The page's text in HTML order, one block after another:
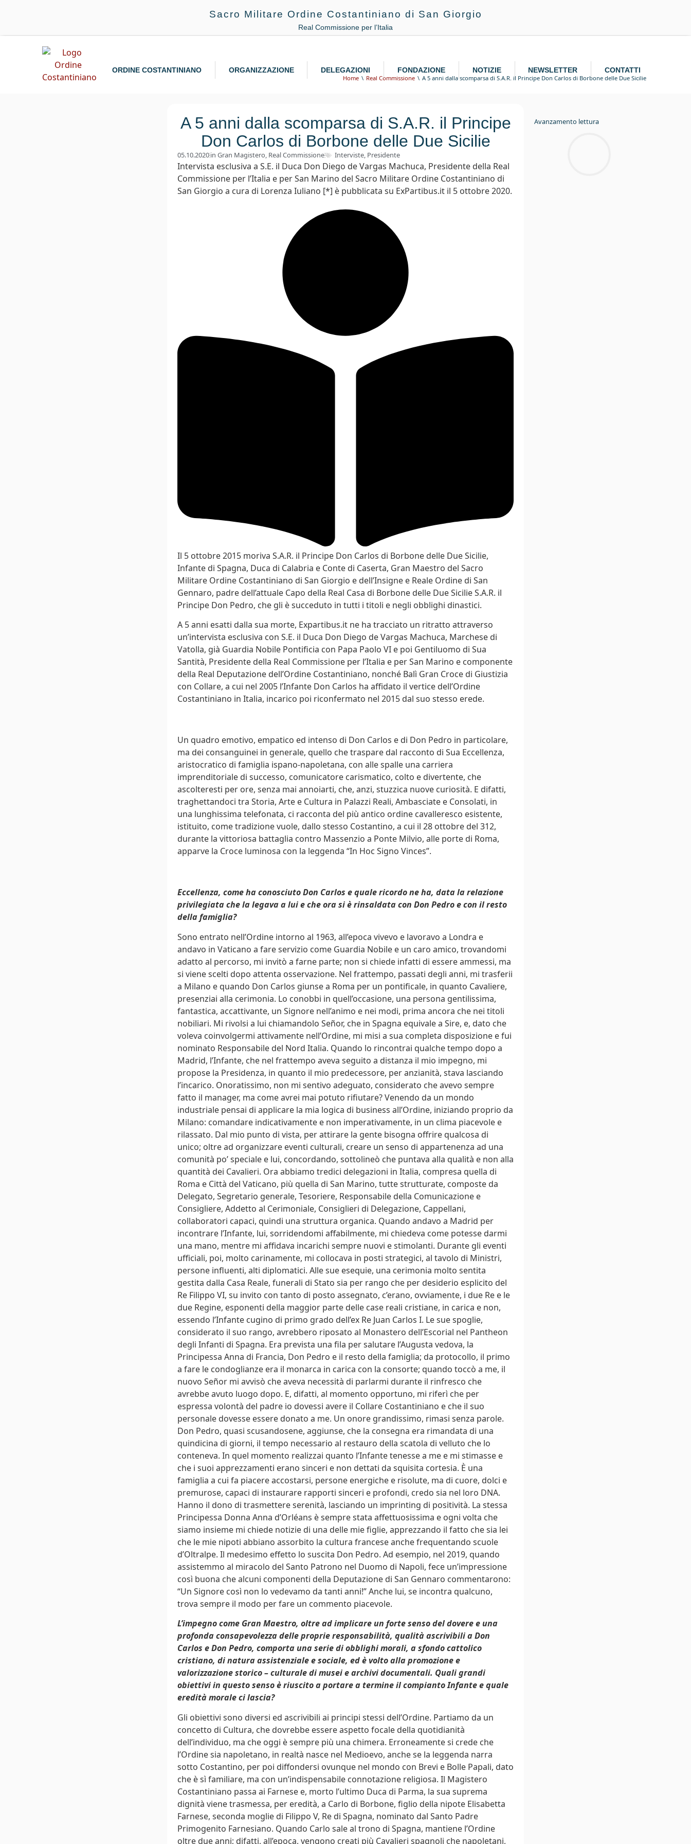
Sacro Militare Ordine Costantiniano di San Giorgio
Real Commissione per l’Italia
ORDINE COSTANTINIANO ORGANIZZAZIONE DELEGAZIONI FONDAZIONE NOTIZIE NEWSLETTER CONTATTI
Home Real Commissione A 5 anni dalla scomparsa di S.A.R. il Principe Don Carlos di Borbone delle Due Sicilie
A 5 anni dalla scomparsa di S.A.R. il Principe
Don Carlos di Borbone delle Due Sicilie
05.10.2020in Gran Magistero, Real Commissione Interviste, Presidente
Intervista esclusiva a S.E. il Duca Don Diego de Vargas Machuca, Presidente della Real
Commissione per l’Italia e per San Marino del Sacro Militare Ordine Costantiniano di
San Giorgio a cura di Lorenza Iuliano [*] è pubblicata su ExPartibus.it il 5 ottobre 2020.
Il 5 ottobre 2015 moriva S.A.R. il Principe Don Carlos di Borbone delle Due Sicilie,
Infante di Spagna, Duca di Calabria e Conte di Caserta, Gran Maestro del Sacro
Militare Ordine Costantiniano di San Giorgio e dell’Insigne e Reale Ordine di San
Gennaro, padre dell’attuale Capo della Real Casa di Borbone delle Due Sicilie S.A.R. il
Principe Don Pedro, che gli è succeduto in tutti i titoli e negli obblighi dinastici.
A 5 anni esatti dalla sua morte, Expartibus.it ne ha tracciato un ritratto attraverso
un’intervista esclusiva con S.E. il Duca Don Diego de Vargas Machuca, Marchese di
Vatolla, già Guardia Nobile Pontificia con Papa Paolo VI e poi Gentiluomo di Sua
Santità, Presidente della Real Commissione per l’Italia e per San Marino e componente
della Real Deputazione dell’Ordine Costantiniano, nonché Balì Gran Croce di Giustizia
con Collare, a cui nel 2005 l’Infante Don Carlos ha affidato il vertice dell’Ordine
Costantiniano in Italia, incarico poi riconfermato nel 2015 dal suo stesso erede.
Un quadro emotivo, empatico ed intenso di Don Carlos e di Don Pedro in particolare,
ma dei consanguinei in generale, quello che traspare dal racconto di Sua Eccellenza,
aristocratico di famiglia ispano-napoletana, con alle spalle una carriera
imprenditoriale di successo, comunicatore carismatico, colto e divertente, che
ascolteresti per ore, senza mai annoiarti, che, anzi, stuzzica nuove curiosità. E difatti,
traghettandoci tra Storia, Arte e Cultura in Palazzi Reali, Ambasciate e Consolati, in
una lunghissima telefonata, ci racconta del più antico ordine cavalleresco esistente,
istituito, come tradizione vuole, dallo stesso Costantino, a cui il 28 ottobre del 312,
durante la vittoriosa battaglia contro Massenzio a Ponte Milvio, alle porte di Roma,
apparve la Croce luminosa con la leggenda “In Hoc Signo Vinces”.
Eccellenza, come ha conosciuto Don Carlos e quale ricordo ne ha, data la relazione
privilegiata che la legava a lui e che ora si è rinsaldata con Don Pedro e con il resto
della famiglia?
Sono entrato nell’Ordine intorno al 1963, all’epoca vivevo e lavoravo a Londra e
andavo in Vaticano a fare servizio come Guardia Nobile e un caro amico, trovandomi
adatto al percorso, mi invitò a farne parte; non si chiede infatti di essere ammessi, ma
si viene scelti dopo attenta osservazione. Nel frattempo, passati degli anni, mi trasferii
a Milano e quando Don Carlos giunse a Roma per un pontificale, in quanto Cavaliere,
presenziai alla cerimonia. Lo conobbi in quell’occasione, una persona gentilissima,
fantastica, accattivante, un Signore nell’animo e nei modi, prima ancora che nei titoli
nobiliari. Mi rivolsi a lui chiamandolo Señor, che in Spagna equivale a Sire, e, dato che
voleva coinvolgermi attivamente nell’Ordine, mi misi a sua completa disposizione e fui
nominato Responsabile del Nord Italia. Quando lo rincontrai qualche tempo dopo a
Madrid, l’Infante, che nel frattempo aveva seguito a distanza il mio impegno, mi
propose la Presidenza, in quanto il mio predecessore, per anzianità, stava lasciando
l’incarico. Onoratissimo, non mi sentivo adeguato, considerato che avevo sempre
fatto il manager, ma come avrei mai potuto rifiutare? Venendo da un mondo
industriale pensai di applicare la mia logica di business all’Ordine, iniziando proprio da
Milano: comandare indicativamente e non imperativamente, in un clima piacevole e
rilassato. Dal mio punto di vista, per attirare la gente bisogna offrire qualcosa di
unico; oltre ad organizzare eventi culturali, creare un senso di appartenenza ad una
comunità po’ speciale e lui, concordando, sottolineò che puntava alla qualità e non alla
quantità dei Cavalieri. Ora abbiamo tredici delegazioni in Italia, compresa quella di
Roma e Città del Vaticano, più quella di San Marino, tutte strutturate, composte da
Delegato, Segretario generale, Tesoriere, Responsabile della Comunicazione e
Consigliere, Addetto al Cerimoniale, Consiglieri di Delegazione, Cappellani,
collaboratori capaci, quindi una struttura organica. Quando andavo a Madrid per
incontrare l’Infante, lui, sorridendomi affabilmente, mi chiedeva come potesse darmi
una mano, mentre mi affidava incarichi sempre nuovi e stimolanti. Durante gli eventi
ufficiali, poi, molto carinamente, mi collocava in posti strategici, al tavolo di Ministri,
persone influenti, alti diplomatici. Alle sue esequie, una cerimonia molto sentita
gestita dalla Casa Reale, funerali di Stato sia per rango che per desiderio esplicito del
Re Filippo VI, su invito con tanto di posto assegnato, c’erano, ovviamente, i due Re e le
due Regine, esponenti della maggior parte delle case reali cristiane, in carica e non,
essendo l’Infante cugino di primo grado dell’ex Re Juan Carlos I. Le sue spoglie,
considerato il suo rango, avrebbero riposato al Monastero dell’Escorial nel Pantheon
degli Infanti di Spagna. Era prevista una fila per salutare l’Augusta vedova, la
Principessa Anna di Francia, Don Pedro e il resto della famiglia; da protocollo, il primo
a fare le condoglianze era il monarca in carica con la consorte; quando toccò a me, il
nuovo Señor mi avvisò che aveva necessità di parlarmi durante il rinfresco che
avrebbe avuto luogo dopo. E, difatti, al momento opportuno, mi riferì che per
espressa volontà del padre io dovessi avere il Collare Costantiniano e che il suo
personale dovesse essere donato a me. Un onore grandissimo, rimasi senza parole.
Don Pedro, quasi scusandosene, aggiunse, che la consegna era rimandata di una
quindicina di giorni, il tempo necessario al restauro della scatola di velluto che lo
conteneva. In quel momento realizzai quanto l’Infante tenesse a me e mi stimasse e
che i suoi apprezzamenti erano sinceri e non dettati da squisita cortesia. È una
famiglia a cui fa piacere accostarsi, persone energiche e risolute, ma di cuore, dolci e
premurose, capaci di instaurare rapporti sinceri e profondi, credo sia nel loro DNA.
Hanno il dono di trasmettere serenità, lasciando un imprinting di positività. La stessa
Principessa Donna Anna d’Orléans è sempre stata affettuosissima e ogni volta che
siamo insieme mi chiede notizie di una delle mie figlie, apprezzando il fatto che sia lei
che le mie nipoti abbiano assorbito la cultura francese anche frequentando scuole
d’Oltralpe. Il medesimo effetto lo suscita Don Pedro. Ad esempio, nel 2019, quando
assistemmo al miracolo del Santo Patrono nel Duomo di Napoli, fece un’impressione
così buona che alcuni componenti della Deputazione di San Gennaro commentarono:
“Un Signore così non lo vedevamo da tanti anni!” Anche lui, se incontra qualcuno,
trova sempre il modo per fare un commento piacevole.
L’impegno come Gran Maestro, oltre ad implicare un forte senso del dovere e una
profonda consapevolezza delle proprie responsabilità, qualità ascrivibili a Don
Carlos e Don Pedro, comporta una serie di obblighi morali, a sfondo cattolico
cristiano, di natura assistenziale e sociale, ed è volto alla promozione e
valorizzazione storico – culturale di musei e archivi documentali. Quali grandi
obiettivi in questo senso è riuscito a portare a termine il compianto Infante e quale
eredità morale ci lascia?
Gli obiettivi sono diversi ed ascrivibili ai principi stessi dell’Ordine. Partiamo da un
concetto di Cultura, che dovrebbe essere aspetto focale della quotidianità
dell’individuo, ma che oggi è sempre più una chimera. Erroneamente si crede che
l’Ordine sia napoletano, in realtà nasce nel Medioevo, anche se la leggenda narra
sotto Costantino, per poi diffondersi ovunque nel mondo con Brevi e Bolle Papali, dato
che è sì familiare, ma con un’indispensabile connotazione religiosa. Il Magistero
Costantiniano passa ai Farnese e, morto l’ultimo Duca di Parma, la sua suprema
dignità viene trasmessa, per eredità, a Carlo di Borbone, figlio della nipote Elisabetta
Farnese, seconda moglie di Filippo V, Re di Spagna, nominato dal Santo Padre
Primogenito Farnesiano. Quando Carlo sale al trono di Spagna, mantiene l’Ordine
oltre due anni; difatti, all’epoca, vengono creati più Cavalieri spagnoli che napoletani,
Avanzamento lettura